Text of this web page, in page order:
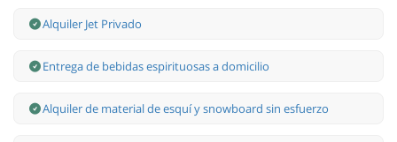
Alquiler Jet Privado
Entrega de bebidas espirituosas a domicilio
Alquiler de material de esquí y snowboard sin esfuerzo